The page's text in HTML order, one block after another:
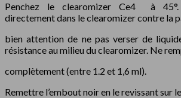
Penchez le clearomizer Ce4 à 45°.
directement dans le clearomizer contre la
bien attention de ne pas verser de
résistance au milieu du clearomizer. Ne
complètement (entre 1.2 et 1,6 ml).
Remettre l’embout noir en le revissant sur